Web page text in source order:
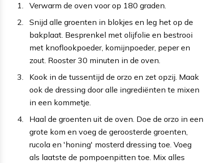
Verwarm de oven voor op 180 graden.
Snijd alle groenten in blokjes en leg het op de
bakplaat. Besprenkel met olijfolie en bestrooi
met knoflookpoeder, komijnpoeder, peper en
zout. Rooster 30 minuten in de oven.
Kook in de tussentijd de orzo en zet opzij. Maak
ook de dressing door alle ingrediënten te mixen
in een kommetje.
Haal de groenten uit de oven. Doe de orzo in een
grote kom en voeg de geroosterde groenten,
rucola en 'honing' mosterd dressing toe. Voeg
als laatste de pompoenpitten toe. Mix alles